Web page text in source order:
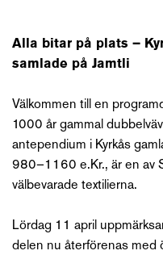
Alla bitar på plats –
samlade på Jamtli
Välkommen till en
1000 år gammal
antependium i Kyrkås
980–1160 e.Kr., är en av
välbevarade textilierna.
Lördag 11 april
delen nu återförenas med